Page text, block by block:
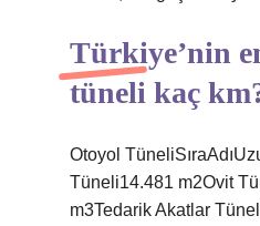
Türkiye’nin
tüneli kaç
Otoyol
Tüneli14.481 m2Ovit
m3Tedarik Akatlar